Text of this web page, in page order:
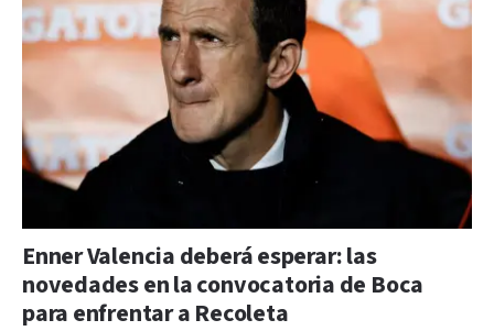
Enner Valencia deberá esperar: las
novedades en la convocatoria de Boca
para enfrentar a Recoleta